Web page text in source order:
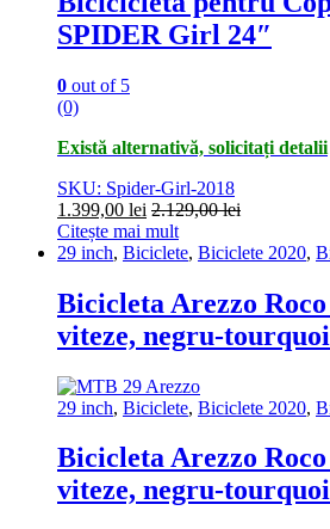
SPIDER Girl 24″
0 out of 5
(0)
Există alternativă, solicitați detalii
SKU: Spider-Girl-2018
1.399,00 lei 2.129,00lei
Citește mai mult
29 inch, Biciclete, Biciclete 2020,
Bicicleta Arezzo
viteze, negru-
29 inch, Biciclete, Biciclete 2020,
Bicicleta Arezzo
viteze, negru-